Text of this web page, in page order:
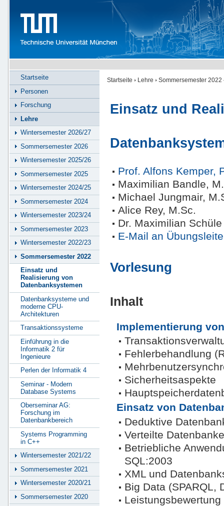
Startseite Lehre Sommersemester 2022
Einsatz und
Prof. Alfons Kemper,
Maximilian Bandle,
Michael Jungmair,
Alice Rey, M.Sc.
Dr. Maximilian Schüle
E-Mail an
Vorlesung
Inhalt
Implementierung
Fehlerbehandlung
Sicherheitsaspekte
Einsatz von
Deduktive
Verteilte
Betriebliche
SQL:2003
XML und
Big Data (SPARQL,
Leistungsbewertung
Startseite
Personen
Forschung
Lehre
Wintersemester 2026/27
Sommersemester 2026
Wintersemester 2025/26
Sommersemester 2025
Wintersemester 2024/25
Sommersemester 2024
Wintersemester 2023/24
Sommersemester 2023
Wintersemester 2022/23
Sommersemester 2022
Einsatz und
Realisierung von
Datenbanksystemen
Datenbanksysteme und
moderne CPU-
Architekturen
Transaktionssysteme
Einführung in die
Informatik 2 für
Ingenieure
Perlen der Informatik 4
Seminar - Modern
Database Systems
Oberseminar AG:
Forschung im
Datenbankbereich
Systems Programming
in C++
Wintersemester 2021/22
Sommersemester 2021
Wintersemester 2020/21
Sommersemester 2020